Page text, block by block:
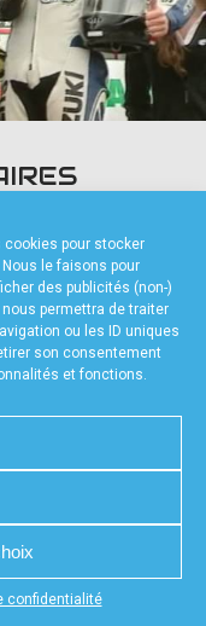
pour stocker
le faisons pour
des publicités (non-)
permettra de traiter
ou les ID uniques
son consentement
et fonctions.
confidentialité
WEB A3WEB
CONFIDENTIALITÉ (UE)